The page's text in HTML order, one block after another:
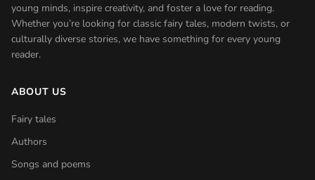
young minds, inspire creativity, and foster a love for reading.
Whether you’re looking for classic fairy tales, modern twists, or
culturally diverse stories, we have something for every young
reader.
ABOUT US
Fairy tales
Authors
Songs and poems